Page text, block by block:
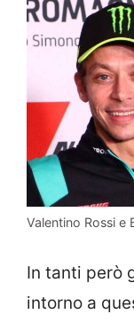
Valentino Rossi e
In tanti però
intorno a